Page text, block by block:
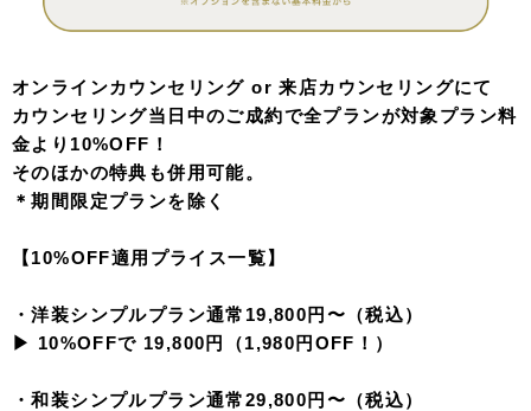
オンラインカウンセリング or 来店カウンセリングにて
カウンセリング当日中のご成約で全プランが対象プラン料
金より10%OFF！
そのほかの特典も併用可能。
＊期間限定プランを除く
【10%OFF適用プライス一覧】
・洋装シンプルプラン通常19,800円〜（税込）
▶︎ 10%OFFで 19,800円（1,980円OFF！）
・和装シンプルプラン通常29,800円〜（税込）